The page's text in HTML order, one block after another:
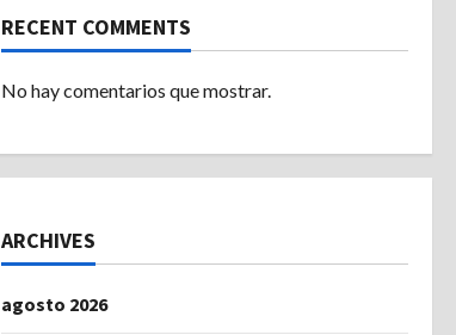
RECENT COMMENTS
No hay comentarios que mostrar.
ARCHIVES
agosto 2026